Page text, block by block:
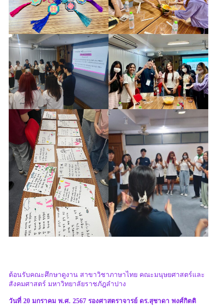
ต้อนรับคณะศึกษาดูงาน สาขาวิชาภาษาไทย คณะมนุษยศาสตร์และ
สังคมศาสตร์ มหาวิทยาลัยราชภัฎลำปาง
วันที่ 20 มกราคม พ.ศ. 2567 รองศาสตราจารย์ ดร.สุชาดา พงศ์กิตติ